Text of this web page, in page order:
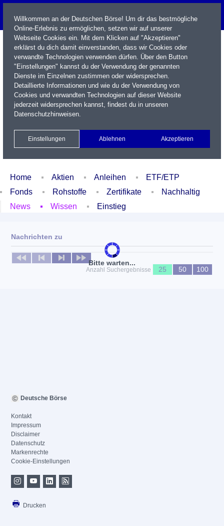
Name / WKN / ISIN / Kürzel
Xetra Realtime
Watchlist Portfolio Login
Home Aktien Anleihen
ETF/ETP
Fonds
Rohstoffe Zertifikate
Nachhaltig
News
Wissen Einstieg
Bitte warten...
Nachrichten zu
Keine News verfügbar
Anzahl Suchergebnisse
25 50 100
Willkommen an der Deutschen Börse! Um dir das bestmögliche
Online-Erlebnis zu ermöglichen, setzen wir auf unserer
Webseite Cookies ein. Mit dem Klicken auf "Akzeptieren"
erklärst du dich damit einverstanden, dass wir Cookies oder
verwandte Technologien verwenden dürfen. Über den Button
"Einstellungen" kannst du der Verwendung der genannten
Dienste im Einzelnen zustimmen oder widersprechen.
Detaillierte Informationen und wie du der Verwendung von
Cookies und verwandten Technologien auf dieser Website
jederzeit widersprechen kannst, findest du in unseren
Datenschutzhinweisen.
Einstellungen Ablehnen Akzeptieren
Deutsche Börse
Kontakt
Impressum
Disclaimer
Datenschutz
Markenrechte
Cookie-Einstellungen
Drucken